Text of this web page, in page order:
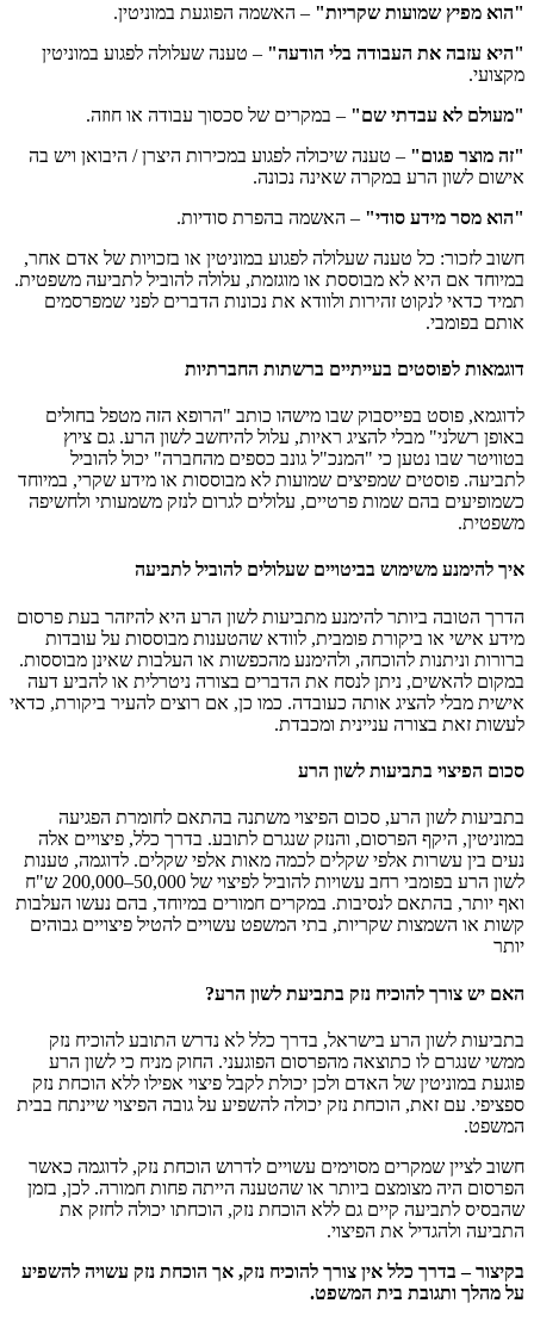
"הוא מפיץ שמועות שקריות" – האשמה הפוגעת במוניטין.
"היא עזבה את העבודה בלי הודעה" – טענה שעלולה לפגוע במוניטין
מקצועי.
"מעולם לא עבדתי שם" – במקרים של סכסוך עבודה או חוזה.
"זה מוצר פגום" – טענה שיכולה לפגוע במכירות היצרן / היבואן ויש בה
אישום לשון הרע במקרה שאינה נכונה.
"הוא מסר מידע סודי" – האשמה בהפרת סודיות.
חשוב לזכור: כל טענה שעלולה לפגוע במוניטין או בזכויות של אדם אחר,
במיוחד אם היא לא מבוססת או מוגזמת, עלולה להוביל לתביעה משפטית.
תמיד כדאי לנקוט זהירות ולוודא את נכונות הדברים לפני שמפרסמים
אותם בפומבי.
דוגמאות לפוסטים בעייתיים ברשתות החברתיות
לדוגמא, פוסט בפייסבוק שבו מישהו כותב "הרופא הזה מטפל בחולים
באופן רשלני" מבלי להציג ראיות, עלול להיחשב לשון הרע. גם ציוץ
בטוויטר שבו נטען כי "המנכ"ל גונב כספים מהחברה" יכול להוביל
לתביעה. פוסטים שמפיצים שמועות לא מבוססות או מידע שקרי, במיוחד
כשמופיעים בהם שמות פרטיים, עלולים לגרום לנזק משמעותי ולחשיפה
משפטית.
איך להימנע משימוש בביטויים שעלולים להוביל לתביעה
הדרך הטובה ביותר להימנע מתביעות לשון הרע היא להיזהר בעת פרסום
מידע אישי או ביקורת פומבית, לוודא שהטענות מבוססות על עובדות
ברורות וניתנות להוכחה, ולהימנע מהכפשות או העלבות שאינן מבוססות.
במקום להאשים, ניתן לנסח את הדברים בצורה ניטרלית או להביע דעה
אישית מבלי להציג אותה כעובדה. כמו כן, אם רוצים להעיר ביקורת, כדאי
לעשות זאת בצורה עניינית ומכבדת.
סכום הפיצוי בתביעות לשון הרע
בתביעות לשון הרע, סכום הפיצוי משתנה בהתאם לחומרת הפגיעה
במוניטין, היקף הפרסום, והנזק שנגרם לתובע. בדרך כלל, פיצויים אלה
נעים בין עשרות אלפי שקלים לכמה מאות אלפי שקלים. לדוגמה, טענות
לשון הרע בפומבי רחב עשויות להוביל לפיצוי של 50,000–200,000 ש"ח
ואף יותר, בהתאם לנסיבות. במקרים חמורים במיוחד, בהם נעשו העלבות
קשות או השמצות שקריות, בתי המשפט עשויים להטיל פיצויים גבוהים
יותר
האם יש צורך להוכיח נזק בתביעת לשון הרע?
בתביעות לשון הרע בישראל, בדרך כלל לא נדרש התובע להוכיח נזק
ממשי שנגרם לו כתוצאה מהפרסום הפוגעני. החוק מניח כי לשון הרע
פוגעת במוניטין של האדם ולכן יכולת לקבל פיצוי אפילו ללא הוכחת נזק
ספציפי. עם זאת, הוכחת נזק יכולה להשפיע על גובה הפיצוי שיינתח בבית
המשפט.
חשוב לציין שמקרים מסוימים עשויים לדרוש הוכחת נזק, לדוגמה כאשר
הפרסום היה מצומצם ביותר או שהטענה הייתה פחות חמורה. לכן, בזמן
שהבסיס לתביעה קיים גם ללא הוכחת נזק, הוכחתו יכולה לחזק את
התביעה ולהגדיל את הפיצוי.
בקיצור – בדרך כלל אין צורך להוכיח נזק, אך הוכחת נזק עשויה להשפיע
על מהלך ותגובת בית המשפט.